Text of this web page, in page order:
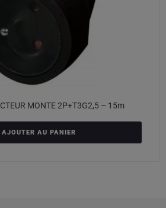
MONTE 2P+T3G2,5 – 15m
AJOUTER AU PANIER